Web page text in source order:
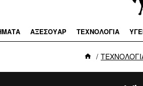
ΑΞΕΣΟΥΑΡ ΤΕΧΝΟΛΟΓΙΑ